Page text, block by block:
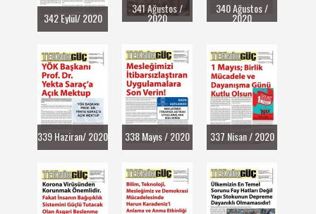
342 Eylül/ 2020
341 Ağustos /
2020
340 Ağustos /
2020
339 Haziran/ 2020 338 Mayıs / 2020 337 Nisan / 2020